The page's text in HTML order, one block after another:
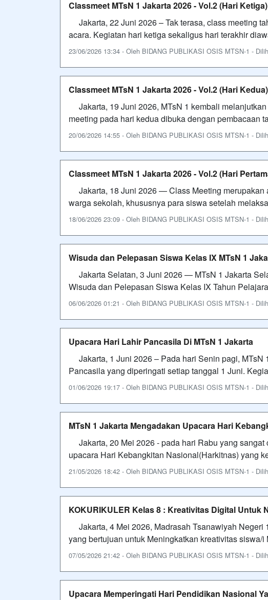
Classmeet MTsN 1 Jakarta 2026 - Vol.2 (Hari Ketiga)
Jakarta, 22 Juni 2026 – Tak terasa, class meeting
acara. Kegiatan hari ketiga sekaligus hari terakhir
23/06/2026 13:34 - Oleh BIDANG PUBLIKASI OSIS MTSN-1 -
Classmeet MTsN 1 Jakarta 2026 - Vol.2 (Hari Kedua)
Jakarta, 19 Juni 2026, MTsN 1 kembali
meeting pada hari kedua dibuka dengan pembacaan
20/06/2026 14:55 - Oleh BIDANG PUBLIKASI OSIS MTSN-1 -
Classmeet MTsN 1 Jakarta 2026 - Vol.2 (Hari
Jakarta, 18 Juni 2026 — Class Meeting merupakan
warga sekolah, khususnya para siswa setelah
18/06/2026 23:09 - Oleh BIDANG PUBLIKASI OSIS MTSN-1 -
Wisuda dan Pelepasan Siswa Kelas IX MTsN 1
Jakarta Selatan, 3 Juni 2026 — MTsN 1 Jakarta
Wisuda dan Pelepasan Siswa Kelas IX Tahun
06/06/2026 01:21 - Oleh BIDANG PUBLIKASI OSIS MTSN-1 -
Upacara Hari Lahir Pancasila Di MTsN 1 Jakarta
Jakarta, 1 Juni 2026 – Pada hari Senin pagi, MTsN
Pancasila yang diperingati setiap tanggal 1 Juni.
01/06/2026 19:17 - Oleh BIDANG PUBLIKASI OSIS MTSN-1 -
MTsN 1 Jakarta Mengadakan Upacara Hari
Jakarta, 20 Mei 2026 - pada hari Rabu yang sangat
upacara Hari Kebangkitan Nasional(Harkitnas) yang
21/05/2026 18:42 - Oleh BIDANG PUBLIKASI OSIS MTSN-1 -
KOKURIKULER Kelas 8 : Kreativitas Digital Untuk
Jakarta, 4 Mei 2026, Madrasah Tsanawiyah Negeri
yang bertujuan untuk Meningkatkan kreativitas siswa/i
07/05/2026 21:42 - Oleh BIDANG PUBLIKASI OSIS MTSN-1 -
Upacara Memperingati Hari Pendidikan Nasional